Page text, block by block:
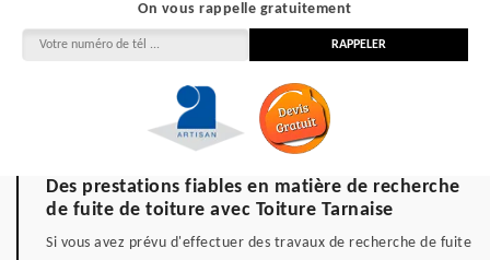
On vous rappelle gratuitement
Des prestations fiables en matière de recherche
de fuite de toiture avec Toiture Tarnaise
Si vous avez prévu d'effectuer des travaux de recherche de fuite